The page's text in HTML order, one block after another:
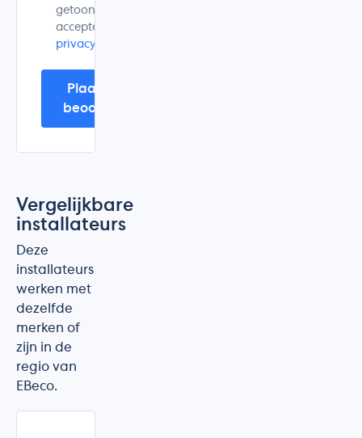
getoond. Ik
accepteer de
privacyverklaring
Plaats mijn
beoordeling
Vergelijkbare
installateurs
Deze
installateurs
werken met
dezelfde
merken of
zijn in de
regio van
EBeco.